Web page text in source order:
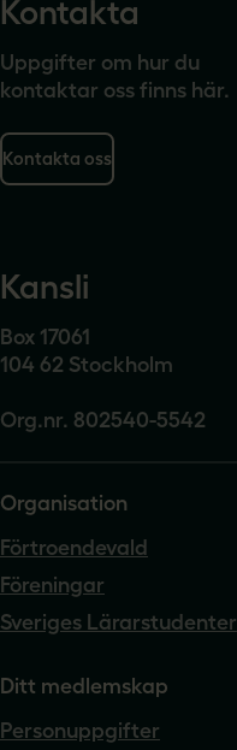
Kontakta
Uppgifter om hur du
kontaktar oss finns här.
Kontakta oss
Kansli
Box 17061
104 62 Stockholm
Org.nr. 802540-5542
Organisation
Förtroendevald
Föreningar
Sveriges Lärarstudenter
Ditt medlemskap
Personuppgifter